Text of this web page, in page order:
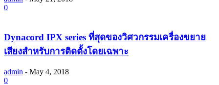
0
Dynacord IPX series ที่สุดของวิศวกรรมเครื่องขยาย
เสียงสำหรับการติดตั้งโดยเฉพาะ
admin - May 4, 2018
0